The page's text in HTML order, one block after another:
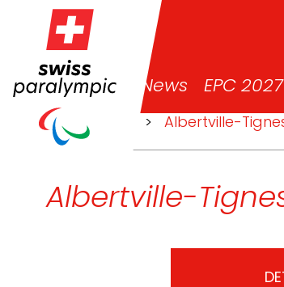
News EPC 2027
> Events > Albertville-
Albertville-